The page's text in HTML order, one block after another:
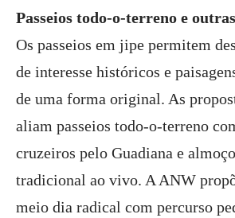
Passeios todo-o-terreno e
Os passeios em jipe permitem
de interesse históricos e
de uma forma original. As
aliam passeios todo-o-terreno
cruzeiros pelo Guadiana e
tradicional ao vivo. A ANW
meio dia radical com percurso